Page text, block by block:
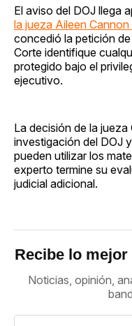
El aviso del DOJ llega
la jueza Aileen
concedió la petición
Corte identifique
protegido bajo el
ejecutivo.
La decisión de la
investigación del DOJ
pueden utilizar los
experto termine su
judicial adicional.
Recibe lo
Noticias, opinión,